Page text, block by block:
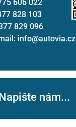
828 103
829 096
info@autovia.cz
nám...